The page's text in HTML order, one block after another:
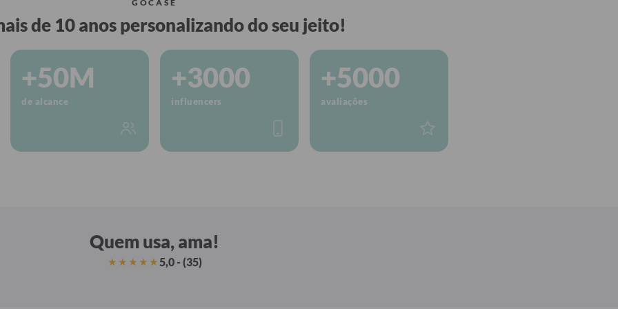
GOCASE
de 10 anos personalizando do seu jeito!
+50M
de alcance
+3000
influencers
+5000
avaliações
Quem usa, ama!
★★★★★5,0 - (35)